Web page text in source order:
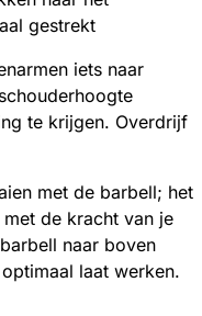
gestrekt
iets naar
te krijgen. Overdrijf
met de barbell; het
de kracht van je
naar boven
laat werken.